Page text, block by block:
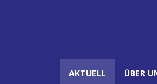
AKTUELL ÜBER